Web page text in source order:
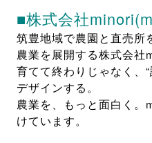
■株式会社
筑豊地域で農園と直売所
農業を展開する株式会社
育てて終わりじゃなく、
デザインする。
農業を、もっと面白く。
けています。